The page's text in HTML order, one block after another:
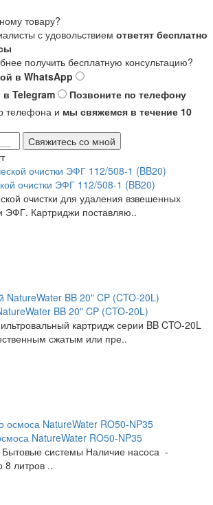
товару?
с удовольствием ответят бесплатно
получить бесплатную консультацию?
в WhatsApp
Telegram
Позвоните по телефону
телефона и мы свяжемся в течение 10
Свяжитесь со мной
очистки ЭФГ 112/508-1 (BB20)
очистки для удаления взвешенных
ЭФГ. Картриджи поставляю..
BB 20" CP (CTO-20L)
картридж серии BB CTO-20L
сжатым или пре..
NatureWater RO50-NP35
системы Наличие насоса -
8 литров ..